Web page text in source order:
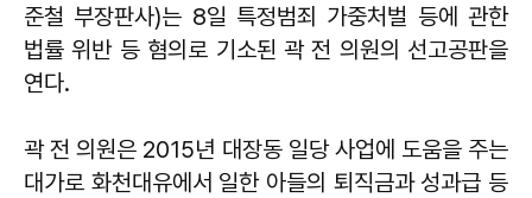
준철 부장판사)는 8일 특정범죄 가중처벌 등에 관한
법률 위반 등 혐의로 기소된 곽 전 의원의 선고공판을
연다.
곽 전 의원은 2015년 대장동 일당 사업에 도움을 주는
대가로 화천대유에서 일한 아들의 퇴직금과 성과급 등